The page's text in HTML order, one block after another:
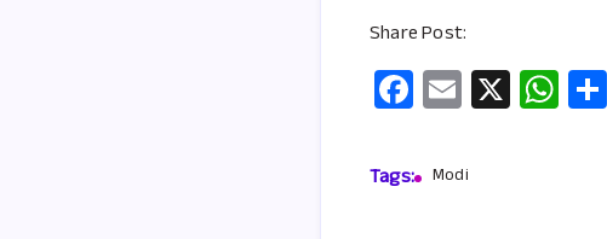
Share Post:
Fa
ce
b
o
E
m
ail
X W
h
Tags: Modi